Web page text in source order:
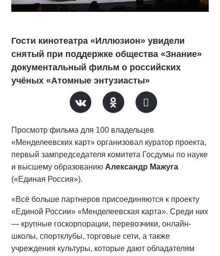
Гости кинотеатра «Иллюзион» увидели
снятый при поддержке общества «Знание»
документальный фильм о российских
учёных «Атомные энтузиасты»
Просмотр фильма для 100 владельцев
«Менделеевских карт» организовал куратор проекта,
первый зампредседателя комитета Госдумы по науке
и высшему образованию Александр Мажуга
(«Единая Россия»).
«Всё больше партнеров присоединяются к проекту
«Единой России» «Менделеевская карта». Среди них
— крупные госкорпорации, перевозчики, онлайн-
школы, спортклубы, торговые сети, а также
учреждения культуры, которые дают обладателям